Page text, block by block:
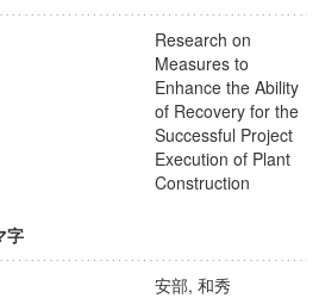
Research on
Measures to
Enhance the Ability
of Recovery for the
Successful Project
Execution of Plant
Construction
字
安部, 和秀